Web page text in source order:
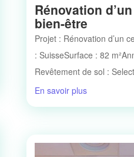
Rénovation
bien-être
Projet : Rénovation d’un
: SuisseSurface : 82
Revêtement de sol :
En savoir plus